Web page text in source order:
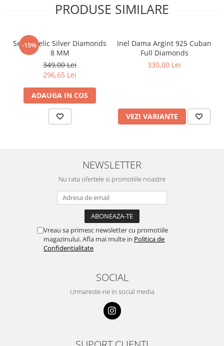
PRODUSE SIMILARE
-15%
Set Angelic Silver Diamonds
8 MM
349,00 Lei
296,65 Lei
ADAUGA IN COS
Inel Dama Argint 925 Cuban
Full Diamonds
330,00 Lei
VEZI VARIANTE
NEWSLETTER
Nu rata ofertele si promotiile noastre
Vreau sa primesc newsletter cu promotiile
magazinului. Afla mai multe in Politica de
Confidentialitate
SOCIAL
Urmareste-ne in social media